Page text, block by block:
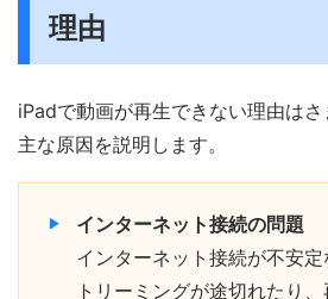
理由
iPadで動画が再生できない理由はさ
主な原因を説明します。
インターネット接続の問題
インターネット接続が不安
トリーミングが途切れたり